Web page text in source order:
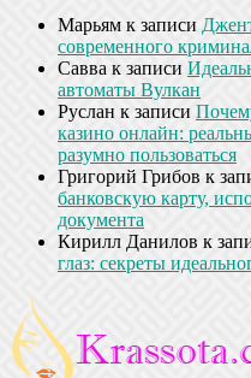
Марьям к записи
современного
Савва к записи
автоматы Вулкан
Руслан к записи
казино онлайн:
разумно пользоваться
Григорий Грибов к
банковскую карту,
документа
Кирилл Данилов к
глаз: секреты